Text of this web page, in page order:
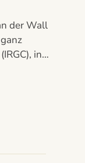
der Wall
in…